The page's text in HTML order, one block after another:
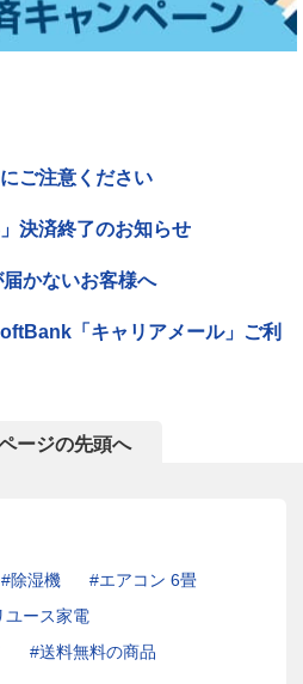
ご注意ください
決済終了のお知らせ
届かないお客様へ
「キャリアメール」ご利
ージの先頭へ
除湿機
エアコン 6畳
ユース家電
送料無料の商品